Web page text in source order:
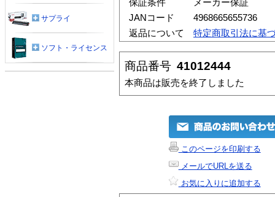
保証条件
メーカー保証
JANコード
4968665655736
返品について
特定商取引法に基
商品番号 41012444
本商品は販売を終了しました
このページを印刷する
メールでURLを送る
お気に入りに追加する
サプライ
ソフト・ライセンス